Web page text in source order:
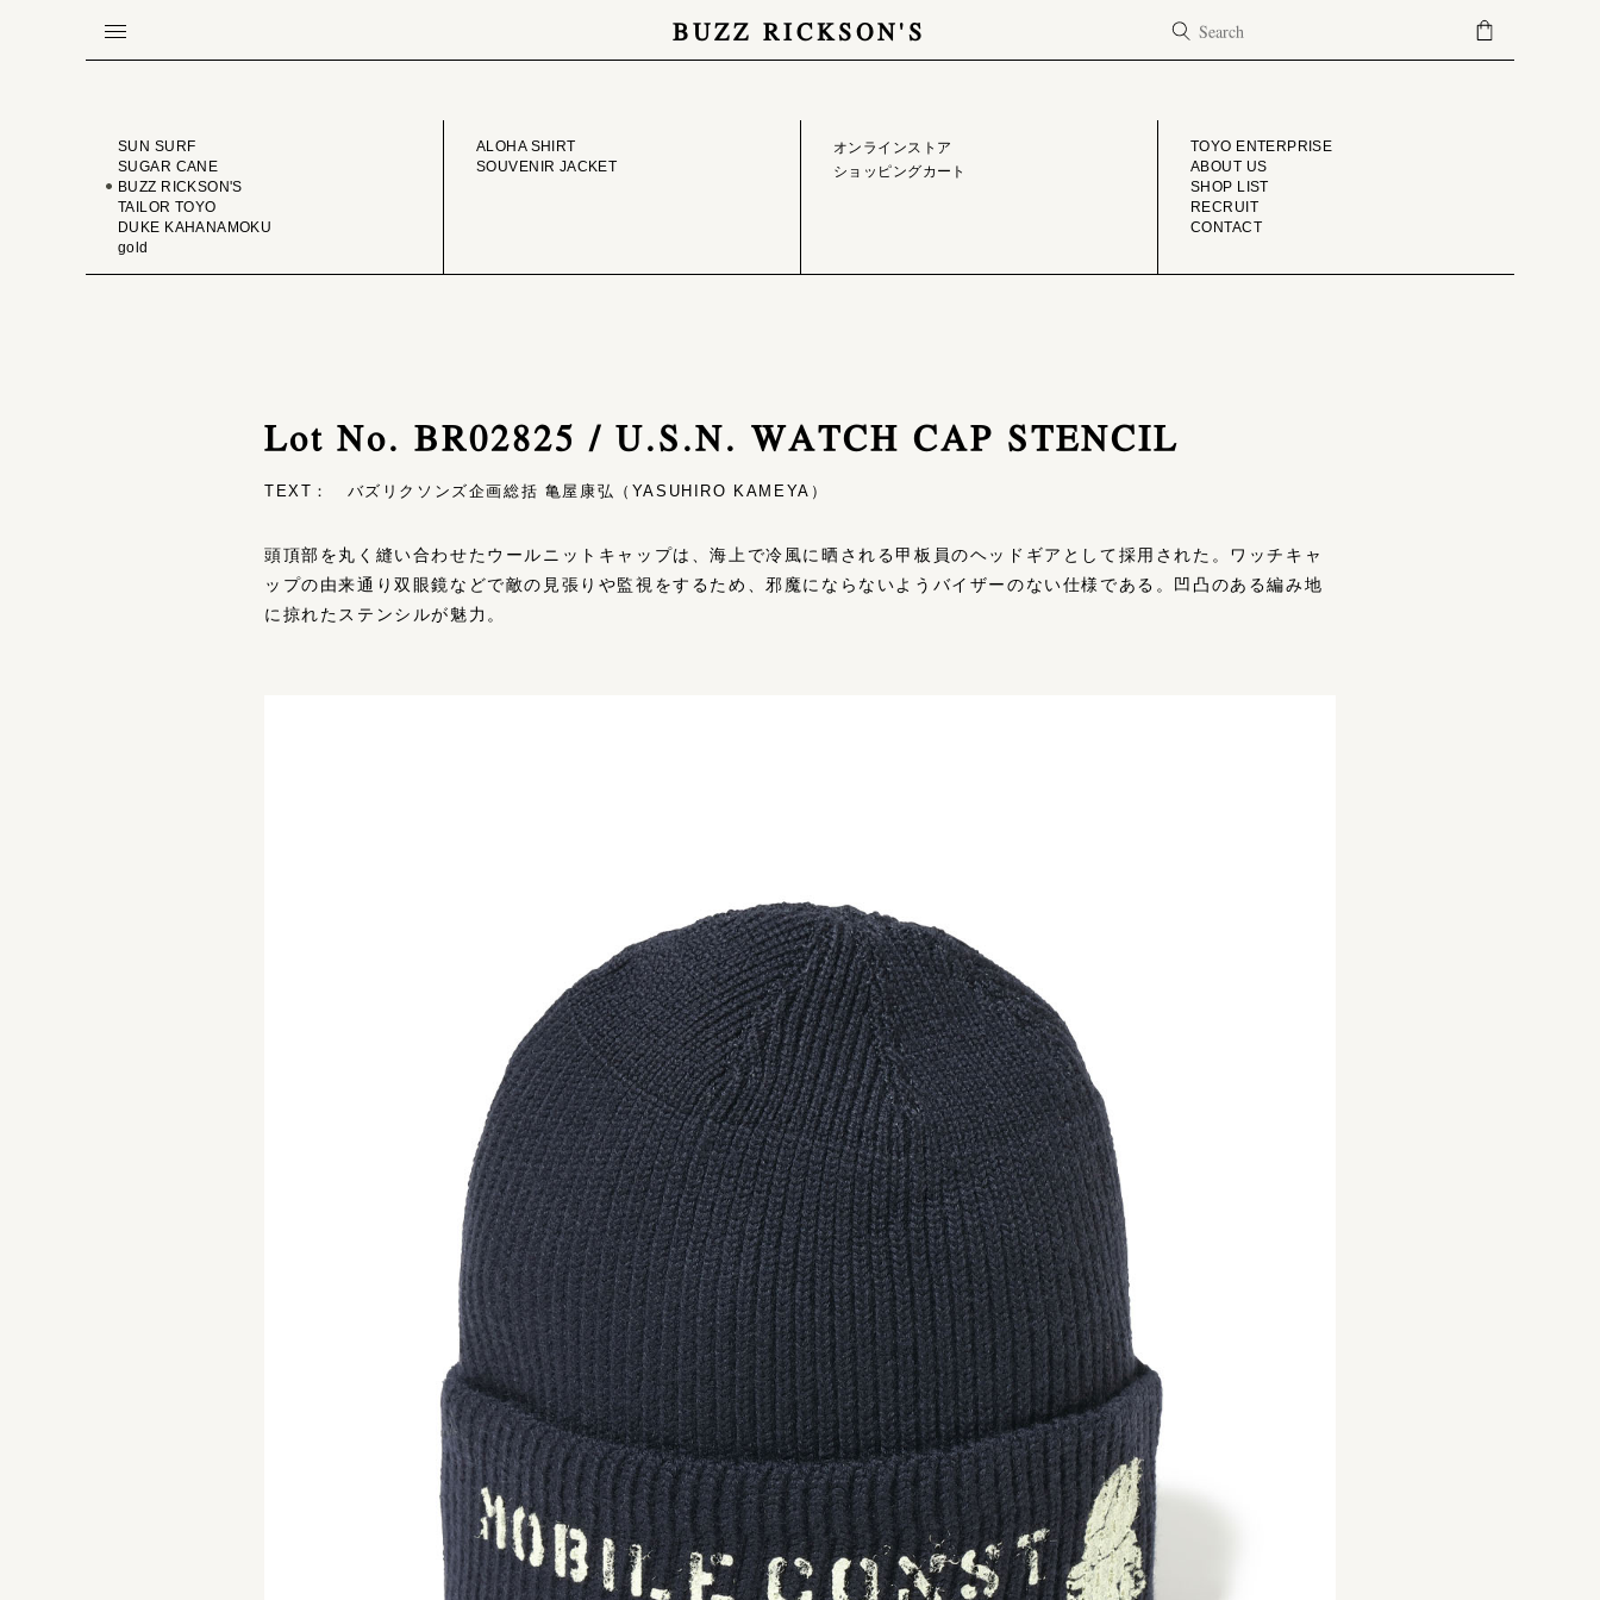
BUZZ RICKSON'S
BRAND ONLINE STORE COMPANY
SUN SURF
SUGAR CANE
BUZZ RICKSON'S
TAILOR TOYO
DUKE KAHANAMOKU
gold
ALOHA SHIRT
SOUVENIR JACKET
オンラインストア
ショッピングカート
TOYO ENTERPRISE
ABOUT US
SHOP LIST
RECRUIT
CONTACT
Lot No. BR02825 / U.S.N. WATCH CAP STENCIL
TEXT： バズリクソンズ企画総括 亀屋康弘（YASUHIRO KAMEYA）
頭頂部を丸く縫い合わせたウールニットキャップは、海上で冷風に晒される甲板員のヘッドギアとして採用された。ワッチキャ
ップの由来通り双眼鏡などで敵の見張りや監視をするため、邪魔にならないようバイザーのない仕様である。凹凸のある編み地
に掠れたステンシルが魅力。